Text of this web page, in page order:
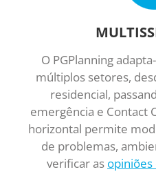
O PGPlanning
múltiplos setores,
residencial,
emergência e Contact
horizontal permite
de problemas,
verificar as opiniões